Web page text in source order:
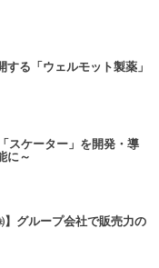
る「ウェルモット製薬」
スケーター」を開発・導
に～
】グループ会社で販売力の